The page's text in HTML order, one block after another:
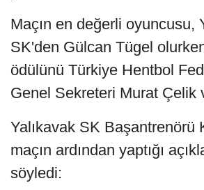
Maçın en değerli oyuncusu,
SK'den Gülcan Tügel
ödülünü Türkiye Hentbol
Genel Sekreteri Murat Çelik
Yalıkavak SK Başantrenörü
maçın ardından yaptığı
söyledi: